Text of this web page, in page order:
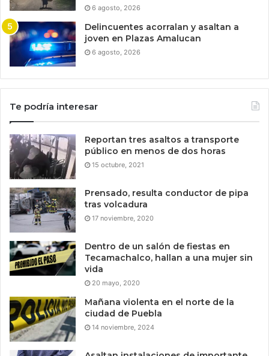
6 agosto, 2026
Delincuentes acorralan y asaltan a
joven en Plazas Amalucan
6 agosto, 2026
Te podría interesar
Reportan tres asaltos a transporte
público en menos de dos horas
15 octubre, 2021
Prensado, resulta conductor de pipa
tras volcadura
17 noviembre, 2020
Dentro de un salón de fiestas en
Tecamachalco, hallan a una mujer sin
vida
20 mayo, 2020
Mañana violenta en el norte de la
ciudad de Puebla
14 noviembre, 2024